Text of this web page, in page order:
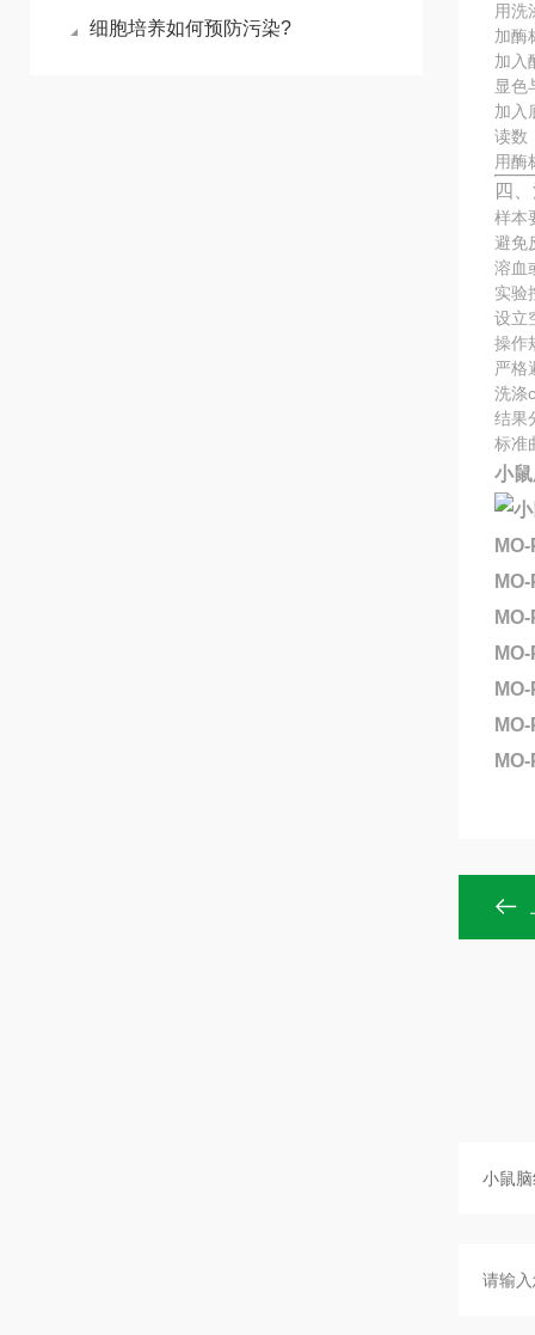
细胞培养如何预防污染?
用洗
加酶
加入
显色
加入
读数
用酶
四
样本
避免
溶血
实验
设立
操作
严格
洗涤
结果
标准
小